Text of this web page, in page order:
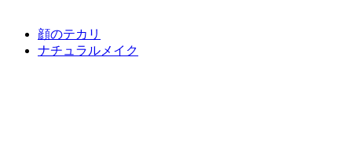
顔のテカリ
ナチュラルメイク